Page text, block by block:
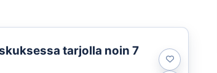
tarjolla noin 7